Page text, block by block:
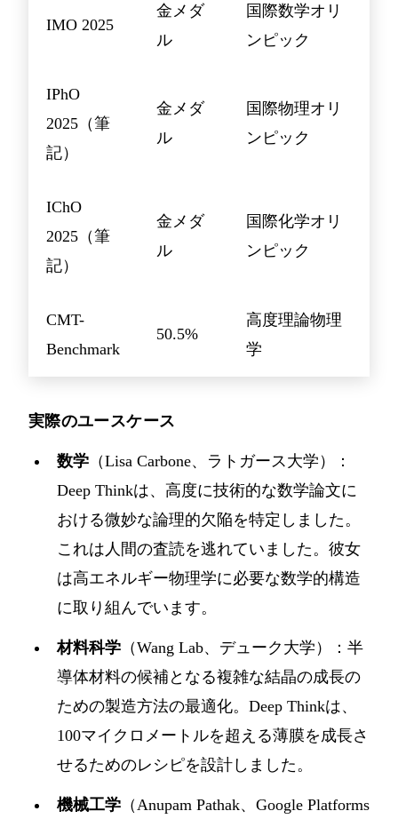
IMO 2025
金メダ
ル
国際数学オリ
ンピック
IPhO
2025（筆
記）
金メダ
ル
国際物理オリ
ンピック
IChO
2025（筆
記）
金メダ
ル
国際化学オリ
ンピック
CMT-
Benchmark
50.5%
高度理論物理
学
実際のユースケース
数学 （Lisa Carbone、ラトガース大学）：
Deep Thinkは、高度に技術的な数学論文に
おける微妙な論理的欠陥を特定しました。
これは人間の査読を逃れていました。彼女
は高エネルギー物理学に必要な数学的構造
に取り組んでいます。
材料科学 （Wang Lab、デューク大学）：半
導体材料の候補となる複雑な結晶の成長の
ための製造方法の最適化。Deep Thinkは、
100マイクロメートルを超える薄膜を成長さ
せるためのレシピを設計しました。
機械工学 （Anupam Pathak、Google Platforms